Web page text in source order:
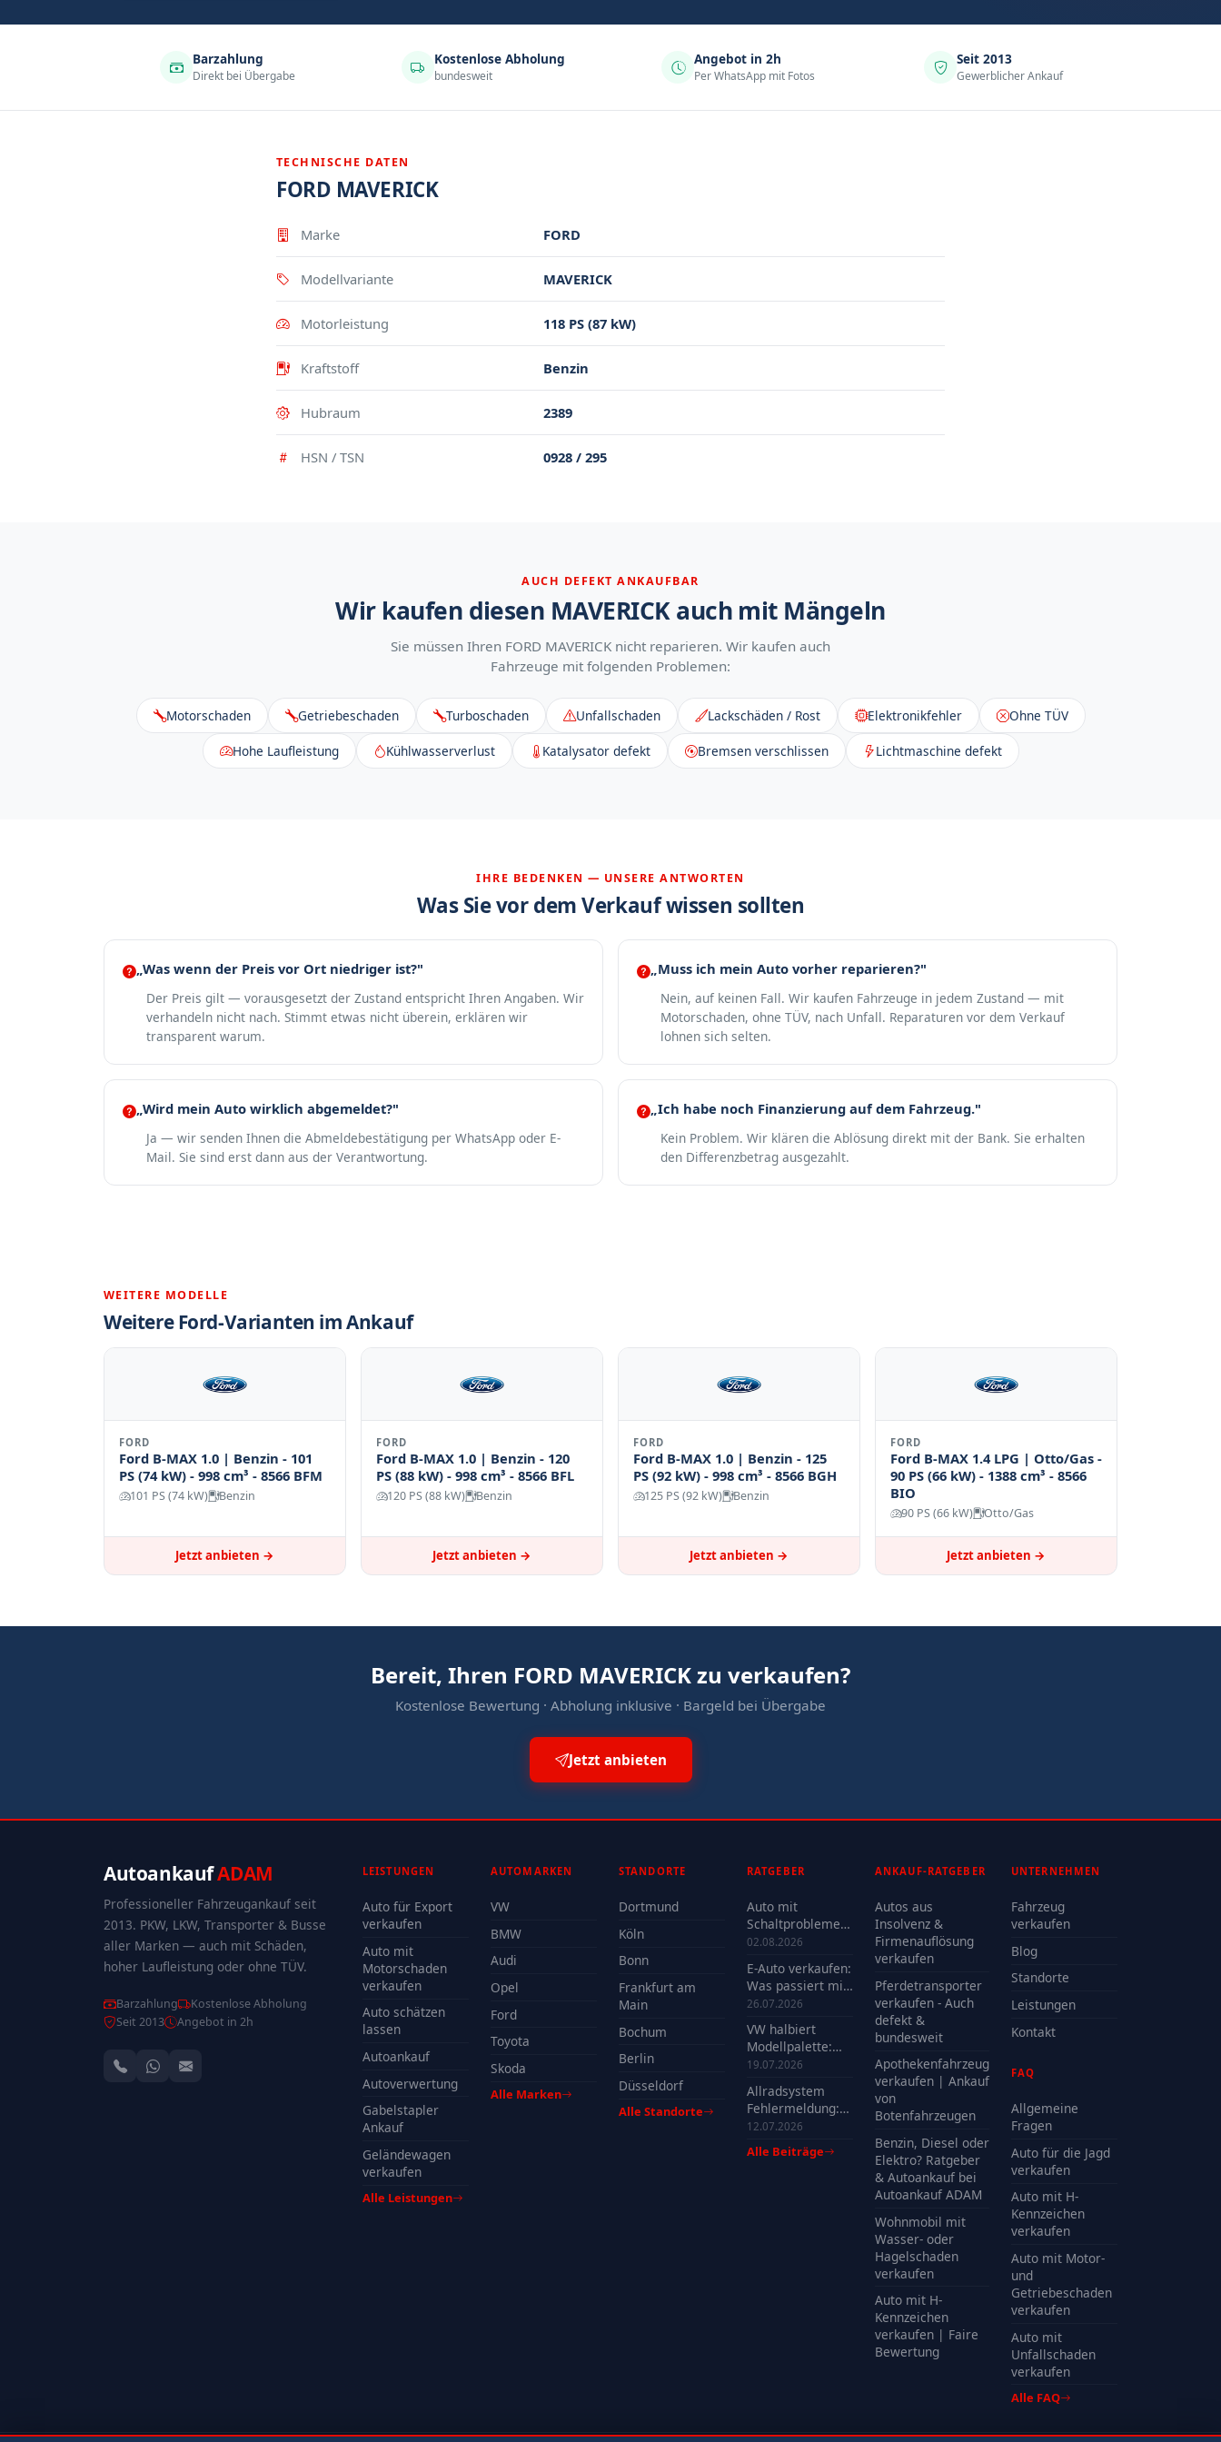
Barzahlung
Direkt bei Übergabe
Kostenlose Abholung
bundesweit
Angebot in 2h
Per WhatsApp mit Fotos
Seit 2013
Gewerblicher Ankauf
TECHNISCHE DATEN
FORD MAVERICK
Eigenschaft
Marke FORD
Modellvariante MAVERICK
Motorleistung 118 PS (87 kW)
Kraftstoff Benzin
Hubraum 2389
HSN / TSN 0928 / 295
AUCH DEFEKT ANKAUFBAR
Wir kaufen diesen MAVERICK auch mit Mängeln
Sie müssen Ihren FORD MAVERICK nicht reparieren. Wir kaufen auch
Fahrzeuge mit folgenden Problemen:
Motorschaden Getriebeschaden Turboschaden Unfallschaden Lackschäden / Rost Elektronikfehler Ohne TÜV
Hohe Laufleistung Kühlwasserverlust Katalysator defekt Bremsen verschlissen Lichtmaschine defekt
IHRE BEDENKEN — UNSERE ANTWORTEN
Was Sie vor dem Verkauf wissen sollten
„Was wenn der Preis vor Ort niedriger ist?"
Der Preis gilt — vorausgesetzt der Zustand entspricht Ihren Angaben. Wir
verhandeln nicht nach. Stimmt etwas nicht überein, erklären wir
transparent warum.
„Muss ich mein Auto vorher reparieren?"
Nein, auf keinen Fall. Wir kaufen Fahrzeuge in jedem Zustand — mit
Motorschaden, ohne TÜV, nach Unfall. Reparaturen vor dem Verkauf
lohnen sich selten.
„Wird mein Auto wirklich abgemeldet?"
Ja — wir senden Ihnen die Abmeldebestätigung per WhatsApp oder E-
Mail. Sie sind erst dann aus der Verantwortung.
„Ich habe noch Finanzierung auf dem Fahrzeug."
Kein Problem. Wir klären die Ablösung direkt mit der Bank. Sie erhalten
den Differenzbetrag ausgezahlt.
WEITERE MODELLE
Weitere Ford-Varianten im Ankauf
FORD
Ford B-MAX 1.0 | Benzin - 101
PS (74 kW) - 998 cm³ - 8566 BFM
101 PS (74 kW) Benzin
Jetzt anbieten →
FORD
Ford B-MAX 1.0 | Benzin - 120
PS (88 kW) - 998 cm³ - 8566 BFL
120 PS (88 kW) Benzin
Jetzt anbieten →
FORD
Ford B-MAX 1.0 | Benzin - 125
PS (92 kW) - 998 cm³ - 8566 BGH
125 PS (92 kW) Benzin
Jetzt anbieten →
FORD
Ford B-MAX 1.4 LPG | Otto/Gas -
90 PS (66 kW) - 1388 cm³ - 8566
BIO
90 PS (66 kW) Otto/Gas
Jetzt anbieten →
Bereit, Ihren FORD MAVERICK zu verkaufen?
Kostenlose Bewertung · Abholung inklusive · Bargeld bei Übergabe
Jetzt anbieten
AutoankaufADAM
Professioneller Fahrzeugankauf seit
2013. PKW, LKW, Transporter & Busse
aller Marken — auch mit Schäden,
hoher Laufleistung oder ohne TÜV.
Barzahlung
Kostenlose Abholung
Seit 2013
Angebot in 2h
LEISTUNGEN
Auto für Export
verkaufen
Auto mit
Motorschaden
verkaufen
Auto schätzen
lassen
Autoankauf
Autoverwertung
Gabelstapler
Ankauf
Geländewagen
verkaufen
Alle Leistungen
AUTOMARKEN
VW
BMW
Audi
Opel
Ford
Toyota
Skoda
Alle Marken
STANDORTE
Dortmund
Köln
Bonn
Frankfurt am
Main
Bochum
Berlin
Düsseldorf
Alle Standorte
RATGEBER
Auto mit
Schaltproblemen
verkaufen -
Verkauf?
02.08.2026
E-Auto verkaufen:
Was passiert mit
der Batterie?
26.07.2026
VW halbiert
Modellpalette:
Welche Modelle
19.07.2026
Allradsystem
Fehlermeldung:
Ursachen, Kosten
& Tipps
12.07.2026
Alle Beiträge
ANKAUF-RATGEBER
Autos aus
Insolvenz &
Firmenauflösung
verkaufen
Pferdetransporter
verkaufen - Auch
defekt &
bundesweit
Apothekenfahrzeug
verkaufen | Ankauf
von
Botenfahrzeugen
Benzin, Diesel oder
Elektro? Ratgeber
& Autoankauf bei
Autoankauf ADAM
Wohnmobil mit
Wasser- oder
Hagelschaden
verkaufen
Auto mit H-
Kennzeichen
verkaufen | Faire
Bewertung
UNTERNEHMEN
Fahrzeug
verkaufen
Blog
Standorte
Leistungen
Kontakt
FAQ
Allgemeine
Fragen
Auto für die Jagd
verkaufen
Auto mit H-
Kennzeichen
verkaufen
Auto mit Motor-
und
Getriebeschaden
verkaufen
Auto mit
Unfallschaden
verkaufen
Alle FAQ